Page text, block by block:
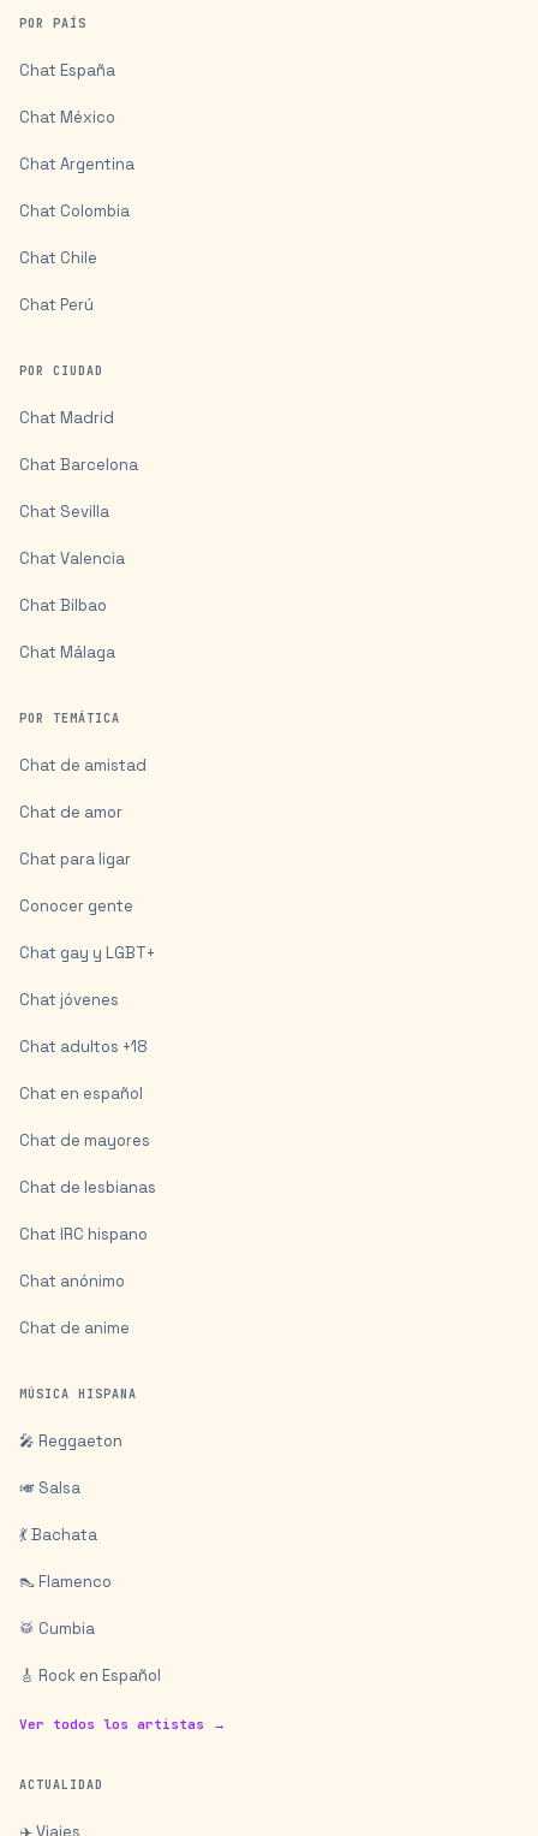
POR PAÍS
Chat España
Chat México
Chat Argentina
Chat Colombia
Chat Chile
Chat Perú
POR CIUDAD
Chat Madrid
Chat Barcelona
Chat Sevilla
Chat Valencia
Chat Bilbao
Chat Málaga
POR TEMÁTICA
Chat de amistad
Chat de amor
Chat para ligar
Conocer gente
Chat gay y LGBT+
Chat jóvenes
Chat adultos +18
Chat en español
Chat de mayores
Chat de lesbianas
Chat IRC hispano
Chat anónimo
Chat de anime
MÚSICA HISPANA
🎤 Reggaeton
🎺 Salsa
💃 Bachata
👠 Flamenco
🥁 Cumbia
🎸 Rock en Español
Ver todos los artistas →
ACTUALIDAD
✈️ Viajes